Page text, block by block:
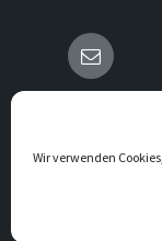
Wir verwenden
E-